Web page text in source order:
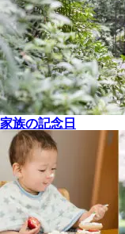
家族の記念日